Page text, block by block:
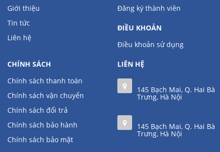
Giới thiệu
Tin tức
Liên hệ
Đăng ký thành viên
ĐIỀU KHOẢN
Điều khoản sử dụng
CHÍNH SÁCH
Chính sách thanh toán
Chính sách vận chuyển
Chính sách đổi trả
Chính sách bảo hành
Chính sách bảo mật
LIÊN HỆ
145 Bạch Mai, Q. Hai Bà
Trưng, Hà Nội
145 Bạch Mai, Q. Hai Bà
Trưng, Hà Nội